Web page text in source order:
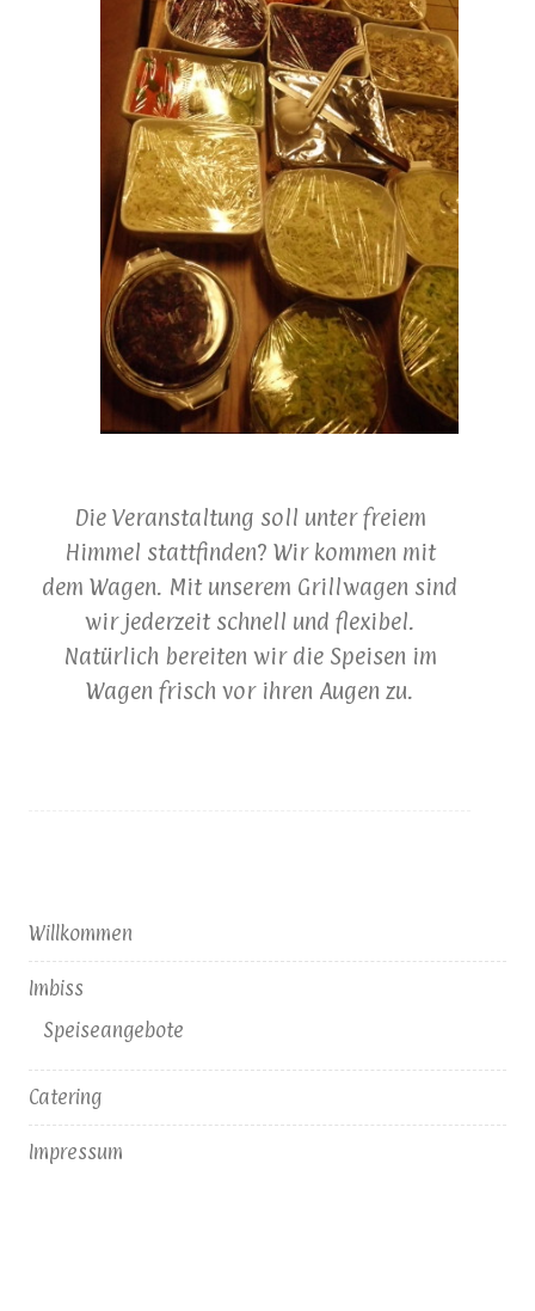
Die Veranstaltung soll unter freiem
Himmel stattfinden? Wir kommen mit
dem Wagen. Mit unserem Grillwagen sind
wir jederzeit schnell und flexibel.
Natürlich bereiten wir die Speisen im
Wagen frisch vor ihren Augen zu.
Willkommen
Imbiss
Speiseangebote
Catering
Impressum